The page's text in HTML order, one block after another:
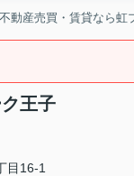
動産売買・賃貸なら虹
王子
目16-1